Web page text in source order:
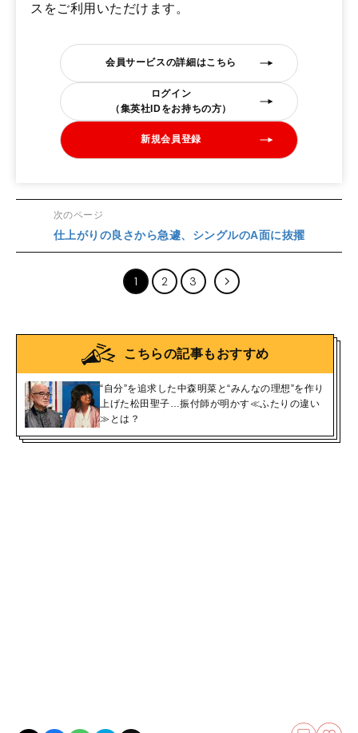
スをご利用いただけます。
会員サービスの詳細はこちら
ログイン
（集英社IDをお持ちの方）
新規会員登録
次のページ
仕上がりの良さから急遽、シングルのA面に抜擢
1 2 3
こちらの記事もおすすめ
“自分”を追求した中森明菜と“みんなの理想”を作り
上げた松田聖子…振付師が明かす≪ふたりの違い
≫とは？